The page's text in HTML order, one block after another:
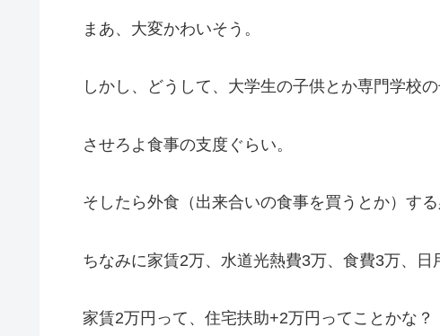
まあ、大変かわいそう。
しかし、どうして、大学生の子供とか専門学校
させろよ食事の支度ぐらい。
そしたら外食（出来合いの食事を買うとか）する
ちなみに家賃2万、水道光熱費3万、食費3万、日
家賃2万円って、住宅扶助+2万円ってことかな？